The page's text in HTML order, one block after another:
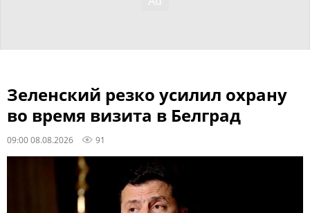
Зеленский резко усилил охрану
во время визита в Белград
09:00 08.08.2026 91